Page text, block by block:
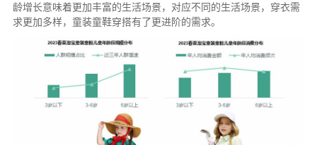
龄增长意味着更加丰富的生活场景，对应不同的生活场景，穿衣需
求更加多样，童装童鞋穿搭有了更进阶的需求。